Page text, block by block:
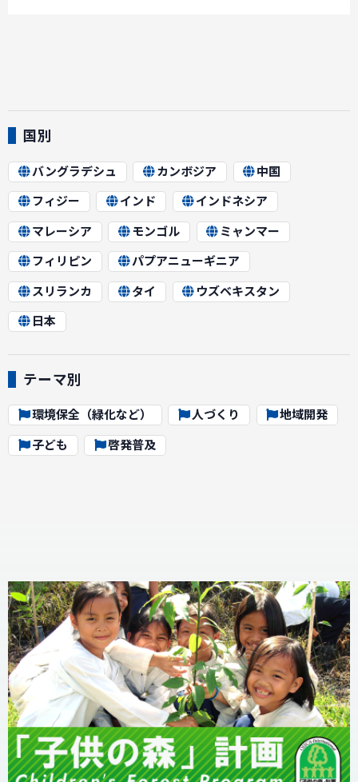
国別
バングラデシュ カンボジア
中国
フィジー
インド
インドネシア
マレーシア
モンゴル
ミャンマー
フィリピン
パプアニューギニア
スリランカ
タイ
ウズベキスタン
日本
テーマ別
環境保全（緑化など） 人づくり
地域開発
子ども
啓発普及